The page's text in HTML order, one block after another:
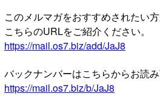
このメルマガをおすすめされたい
こちらのURLをご紹介ください。
https://mail.os7.biz/add/JaJ8
バックナンバーはこちらからお読み
https://mail.os7.biz/b/JaJ8